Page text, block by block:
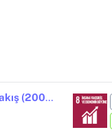
Legatum Refah Endeksi Kapsamında Güney Kafkasya Ülkelerine Bakış (2007-2020)